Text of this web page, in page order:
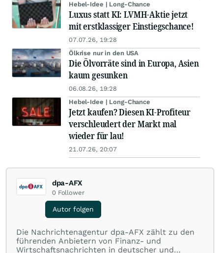
Hebel-Idee | Long-Chance
Luxus statt KI: LVMH-Aktie jetzt
mit erstklassiger Einstiegschance!
07.07.26, 19:28
Ölkrise nur in den USA
Die Ölvorräte sind in Europa, Asien
kaum gesunken
06.08.26, 19:28
Hebel-Idee | Long-Chance
Jetzt kaufen? Diesen KI-Profiteur
verschleudert der Markt mal
wieder für lau!
21.07.26, 20:07
dpa-AFX
0 Follower
Autor folgen
Die Nachrichtenagentur dpa-AFX zählt zu den
führenden Anbietern von Finanz- und
Wirtschaftsnachrichten in deutscher und